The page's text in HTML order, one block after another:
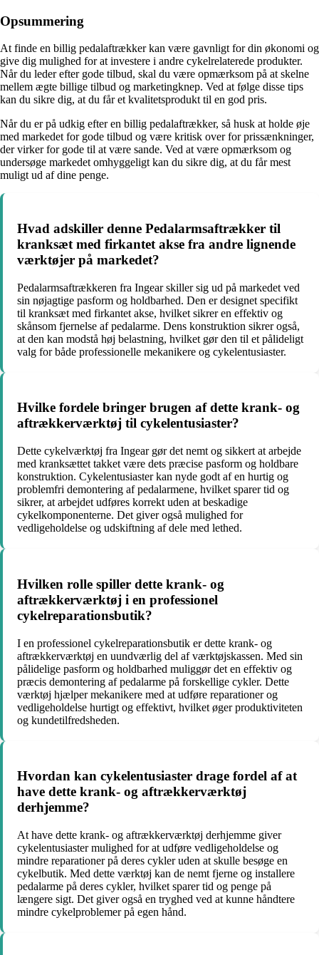
Opsummering
At finde en billig pedalaftrækker kan være gavnligt for din økonomi og
give dig mulighed for at investere i andre cykelrelaterede produkter.
Når du leder efter gode tilbud, skal du være opmærksom på at skelne
mellem ægte billige tilbud og marketingknep. Ved at følge disse tips
kan du sikre dig, at du får et kvalitetsprodukt til en god pris.
Når du er på udkig efter en billig pedalaftrækker, så husk at holde øje
med markedet for gode tilbud og være kritisk over for prissænkninger,
der virker for gode til at være sande. Ved at være opmærksom og
undersøge markedet omhyggeligt kan du sikre dig, at du får mest
muligt ud af dine penge.
Hvad adskiller denne Pedalarmsaftrækker til
kranksæt med firkantet akse fra andre lignende
værktøjer på markedet?
Pedalarmsaftrækkeren fra Ingear skiller sig ud på markedet ved
sin nøjagtige pasform og holdbarhed. Den er designet specifikt
til kranksæt med firkantet akse, hvilket sikrer en effektiv og
skånsom fjernelse af pedalarme. Dens konstruktion sikrer også,
at den kan modstå høj belastning, hvilket gør den til et pålideligt
valg for både professionelle mekanikere og cykelentusiaster.
Hvilke fordele bringer brugen af dette krank- og
aftrækkerværktøj til cykelentusiaster?
Dette cykelværktøj fra Ingear gør det nemt og sikkert at arbejde
med kranksættet takket være dets præcise pasform og holdbare
konstruktion. Cykelentusiaster kan nyde godt af en hurtig og
problemfri demontering af pedalarmene, hvilket sparer tid og
sikrer, at arbejdet udføres korrekt uden at beskadige
cykelkomponenterne. Det giver også mulighed for
vedligeholdelse og udskiftning af dele med lethed.
Hvilken rolle spiller dette krank- og
aftrækkerværktøj i en professionel
cykelreparationsbutik?
I en professionel cykelreparationsbutik er dette krank- og
aftrækkerværktøj en uundværlig del af værktøjskassen. Med sin
pålidelige pasform og holdbarhed muliggør det en effektiv og
præcis demontering af pedalarme på forskellige cykler. Dette
værktøj hjælper mekanikere med at udføre reparationer og
vedligeholdelse hurtigt og effektivt, hvilket øger produktiviteten
og kundetilfredsheden.
Hvordan kan cykelentusiaster drage fordel af at
have dette krank- og aftrækkerværktøj
derhjemme?
At have dette krank- og aftrækkerværktøj derhjemme giver
cykelentusiaster mulighed for at udføre vedligeholdelse og
mindre reparationer på deres cykler uden at skulle besøge en
cykelbutik. Med dette værktøj kan de nemt fjerne og installere
pedalarme på deres cykler, hvilket sparer tid og penge på
længere sigt. Det giver også en tryghed ved at kunne håndtere
mindre cykelproblemer på egen hånd.